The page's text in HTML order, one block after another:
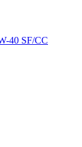
40 SF/CC